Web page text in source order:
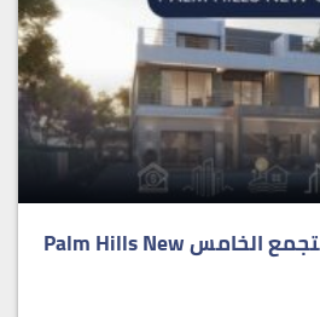
كمبوند بالم هيلز التجمع الخامس Palm Hills New